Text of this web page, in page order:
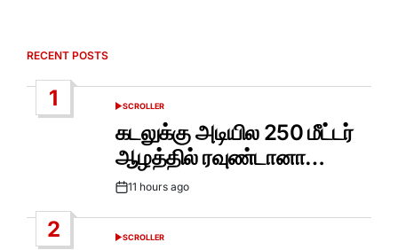
RECENT POSTS
1
POSTED
SCROLLER
கடலுக்கு அடியில 250 மீட்டர்
ஆழத்தில் ரவுண்டானா…
Post11 hours ago
2
POSTED
SCROLLER